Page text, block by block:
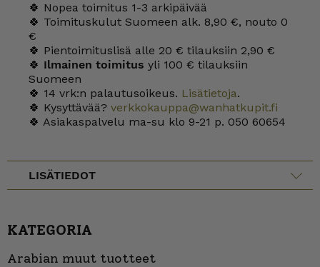
🍀 Nopea toimitus 1-3 arkipäivää
🍀 Toimituskulut Suomeen alk. 8,90 €, nouto 0
€
🍀 Pientoimituslisä alle 20 € tilauksiin 2,90 €
🍀 Ilmainen toimitus yli 100 € tilauksiin
Suomeen
🍀 14 vrk:n palautusoikeus. Lisätietoja.
🍀 Kysyttävää? verkkokauppa@wanhatkupit.fi
🍀 Asiakaspalvelu ma-su klo 9-21 p. 050 60654
LISÄTIEDOT
KATEGORIA
Arabian muut tuotteet